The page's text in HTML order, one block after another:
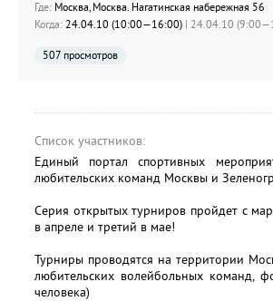
Где: Москва, Москва. Нагатинская набережная 56
Когда: 24.04.10 (10:00—16:00) | 24.04.10
507 просмотров
Список участников:
Единый портал спортивных
любительских команд Москвы и
Серия открытых турниров пройдет с
в апреле и третий в мае!
Турниры проводятся на территории
любительских волейбольных команд,
человека)